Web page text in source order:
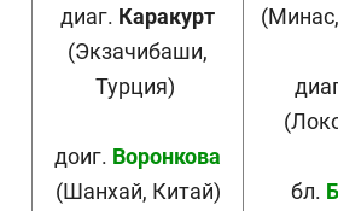
диаг. Каракурт
(Экзачибаши,
Турция)
доиг. Воронкова
(Шанхай, Китай)
бл.